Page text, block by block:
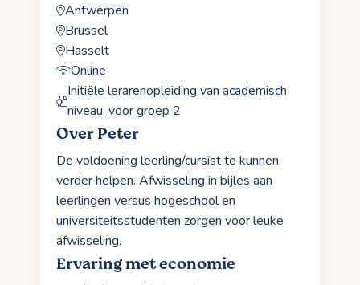
Antwerpen
Brussel
Hasselt
Online
Initiële lerarenopleiding van academisch
niveau, voor groep 2
Over Peter
De voldoening leerling/cursist te kunnen
verder helpen. Afwisseling in bijles aan
leerlingen versus hogeschool en
universiteitsstudenten zorgen voor leuke
afwisseling.
Ervaring met economie